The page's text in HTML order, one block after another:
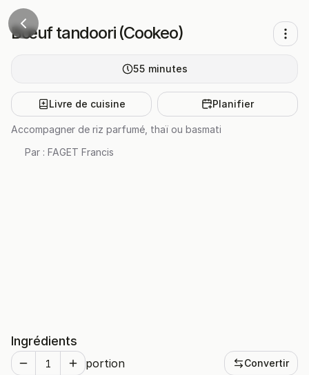
Bœuf tandoori (Cookeo)
55 minutes
Livre de cuisine Planifier
Accompagner de riz parfumé, thaï ou basmati
Par : FAGET Francis
Ingrédients
portion Convertir